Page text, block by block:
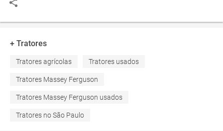
+ Tratores
Tratores agrícolas Tratores usados
Tratores Massey Ferguson
Tratores Massey Ferguson usados
Tratores no São Paulo